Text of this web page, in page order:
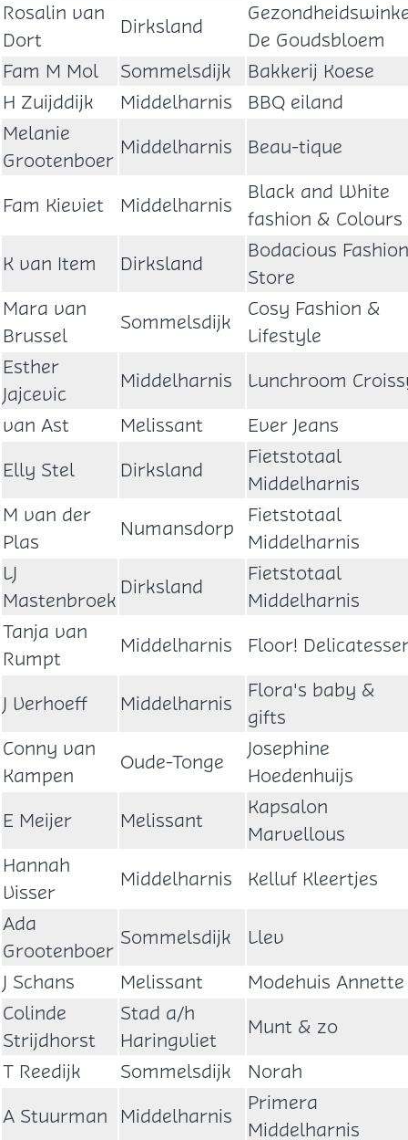
Rosalin van
Dort
Dirksland
De Goudsbloem
Fam M Mol
Sommelsdijk
Bakkerij Koese
H Zuijddijk
Middelharnis
BBQ eiland
Melanie
Grootenboer
Middelharnis Beau-tique
Fam Kieviet Middelharnis
Black and White
fashion & Colours
K van Item
Dirksland
Bodacious Fashion
Store
Mara van
Brussel
Sommelsdijk
Cosy Fashion &
Lifestyle
Esther
Jajcevic
Middelharnis
Lunchroom
van Ast
Melissant
Ever Jeans
Elly Stel
Dirksland
Fietstotaal
Middelharnis
M van der
Plas
Numansdorp
Fietstotaal
Middelharnis
LJ
Mastenbroek
Dirksland
Fietstotaal
Middelharnis
Tanja van
Rumpt
Middelharnis Floor!
J Verhoeff Middelharnis
Flora's baby &
gifts
Conny van
Kampen
Oude-Tonge
Josephine
Hoedenhuijs
E Meijer
Melissant
Kapsalon
Marvellous
Hannah
Visser
Middelharnis
Kelluf Kleertjes
Ada
Grootenboer
Sommelsdijk
Llev
J Schans
Melissant
Modehuis Annette
Colinde
Strijdhorst
Stad a/h
Haringvliet
Munt & zo
T Reedijk
Sommelsdijk
Norah
A Stuurman
Middelharnis
Primera
Middelharnis